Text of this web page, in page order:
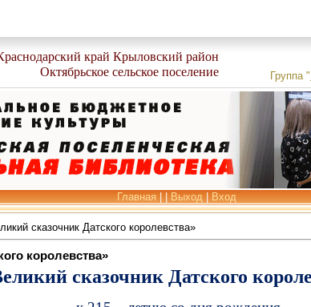
край Крыловский район
Октябрьское сельское поселение
Группа"
Главная||Выход|Вход
сказочник Датского королевства»
королевства»
сказочник Датского